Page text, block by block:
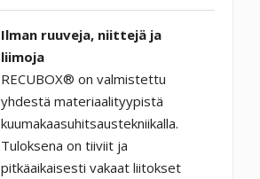
Ilman ruuveja, niittejä ja
liimoja
RECUBOX® on valmistettu
yhdestä materiaalityypistä
kuumakaasuhitsaustekniikalla.
Tuloksena on tiiviit ja
pitkäaikaisesti vakaat liitokset